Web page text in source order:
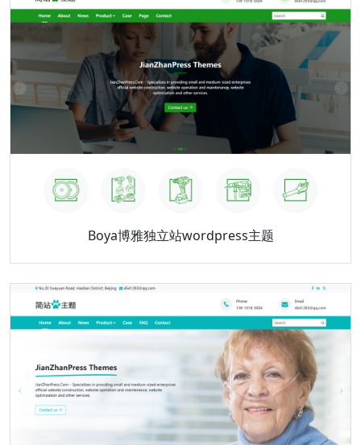
Boya博雅独立站wordpress主题